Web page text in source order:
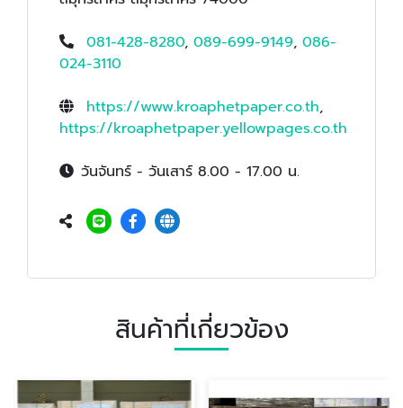
081-428-8280, 089-699-9149, 086-
024-3110
https://www.kroaphetpaper.co.th,
https://kroaphetpaper.yellowpages.co.th
วันจันทร์ - วันเสาร์ 8.00 - 17.00 น.
สินค้าที่เกี่ยวข้อง